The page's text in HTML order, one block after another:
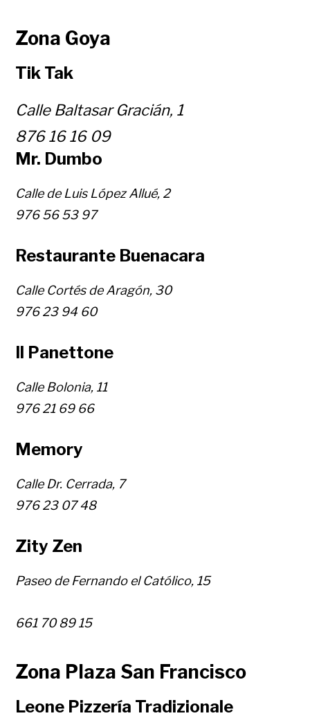
Zona Goya
Tik Tak
Calle Baltasar Gracián, 1
876 16 16 09
Mr. Dumbo
Calle de Luis López Allué, 2
976 56 53 97
Restaurante Buenacara
Calle Cortés de Aragón, 30
976 23 94 60
Il Panettone
Calle Bolonia, 11
976 21 69 66
Memory
Calle Dr. Cerrada, 7
976 23 07 48
Zity Zen
Paseo de Fernando el Católico, 15
661 70 89 15
Zona Plaza San Francisco
Leone Pizzería Tradizionale